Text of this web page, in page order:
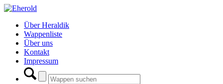
Über Heraldik
Wappenliste
Über uns
Kontakt
Impressum